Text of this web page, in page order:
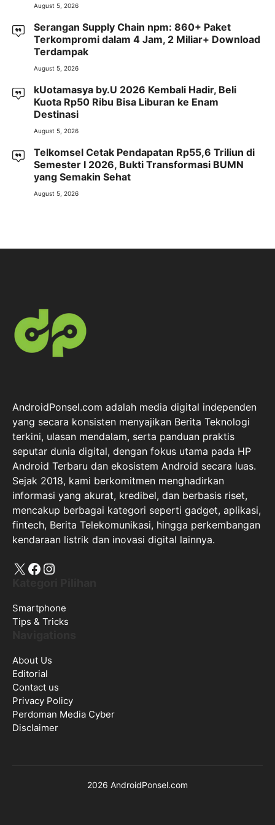
August 5, 2026
Serangan Supply Chain npm: 860+ Paket
Terkompromi dalam 4 Jam, 2 Miliar+ Download
Terdampak
August 5, 2026
kUotamasya by.U 2026 Kembali Hadir, Beli
Kuota Rp50 Ribu Bisa Liburan ke Enam
Destinasi
August 5, 2026
Telkomsel Cetak Pendapatan Rp55,6 Triliun di
Semester I 2026, Bukti Transformasi BUMN
yang Semakin Sehat
August 5, 2026
AndroidPonsel.com adalah media digital independen
yang secara konsisten menyajikan Berita Teknologi
terkini, ulasan mendalam, serta panduan praktis
seputar dunia digital, dengan fokus utama pada HP
Android Terbaru dan ekosistem Android secara luas.
Sejak 2018, kami berkomitmen menghadirkan
informasi yang akurat, kredibel, dan berbasis riset,
mencakup berbagai kategori seperti gadget, aplikasi,
fintech, Berita Telekomunikasi, hingga perkembangan
kendaraan listrik dan inovasi digital lainnya.
X Facebook
Instagram
Smartphone
Tips & Tricks
About Us
Editorial
Contact us
Privacy Policy
Perdoman Media Cyber
Disclaimer
2026 AndroidPonsel.com